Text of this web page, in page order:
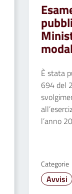
È stata
694 del
l’anno
Categorie
Avvisi